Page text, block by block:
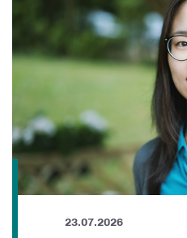
23.07.2026